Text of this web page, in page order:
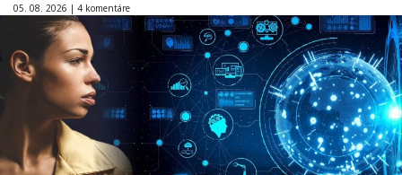
05. 08. 2026 | 4 komentáre